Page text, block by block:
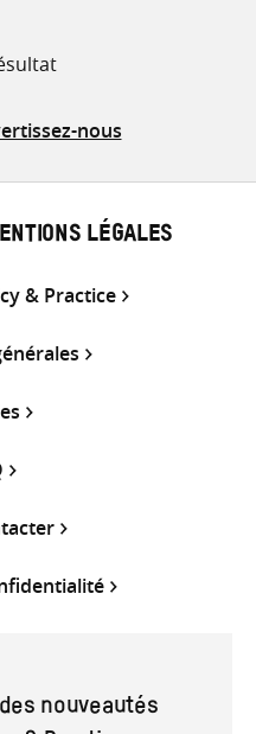
nous
LÉGALES
& Practice
nouveautés